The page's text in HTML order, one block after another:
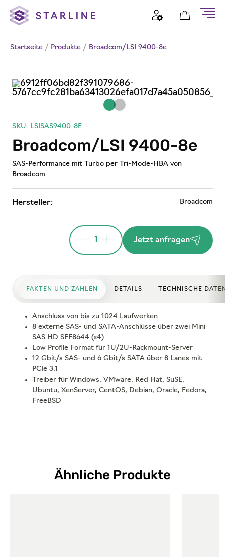
Startseite / Produkte / Broadcom/LSI 9400-8e
SKU: LSISAS9400-8E
Broadcom/LSI 9400-8e
SAS-Performance mit Turbo per Tri-Mode-HBA von
Broadcom
Hersteller: Broadcom
1 Jetzt anfragen
FAKTEN UND ZAHLEN DETAILS TECHNISCHE
Anschluss von bis zu 1024 Laufwerken
8 externe SAS- und SATA-Anschlüsse über zwei Mini
SAS HD SFF8644 (x4)
Low Profile Format für 1U/2U-Rackmount-Server
12 Gbit/s SAS- und 6 Gbit/s SATA über 8 Lanes mit
PCIe 3.1
Treiber für Windows, VMware, Red Hat, SuSE,
Ubuntu, XenServer, CentOS, Debian, Oracle, Fedora,
FreeBSD
Ähnliche Produkte